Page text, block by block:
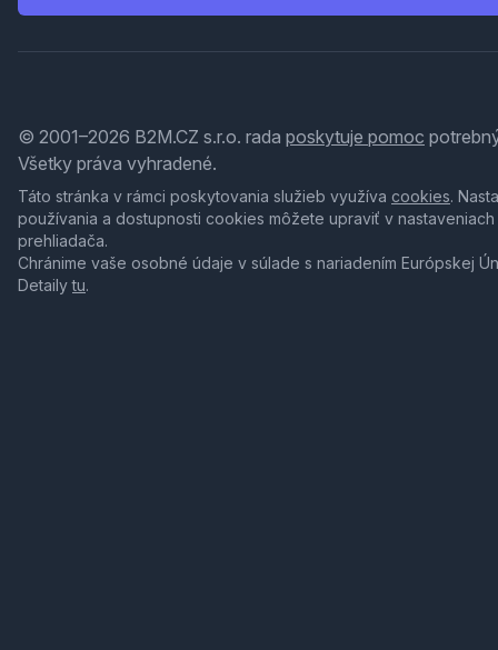
© 2001–2026 B2M.CZ s.r.o. rada poskytuje pomoc
Všetky práva vyhradené.
Táto stránka v rámci poskytovania služieb využíva cookies.
používania a dostupnosti cookies môžete upraviť v nastaveniach
prehliadača.
Chránime vaše osobné údaje v súlade s nariadením Európskej
Detailytu.